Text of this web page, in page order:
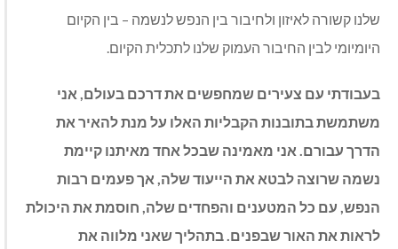
שלנו קשורה לאיזון ולחיבור בין הנפש לנשמה – בין הקיום
היומיומי לבין החיבור העמוק שלנו לתכלית הקיום.
בעבודתי עם צעירים שמחפשים את דרכם בעולם, אני
משתמשת בתובנות הקבליות האלו על מנת להאיר את
הדרך עבורם. אני מאמינה שבכל אחד מאיתנו קיימת
נשמה שרוצה לבטא את הייעוד שלה, אך פעמים רבות
הנפש, עם כל המטענים והפחדים שלה, חוסמת את היכולת
לראות את האור שבפנים. בתהליך שאני מלווה את